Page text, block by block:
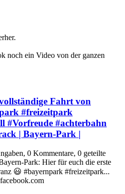
noch ein Video von der ganzen
Fahrt von
#freizeitpark
#Vorfreude #achterbahn
| Bayern-Park |
0 Kommentare, 0 geteilte
Park: Hier für euch die erste
😃 #bayernpark #freizeitpark...